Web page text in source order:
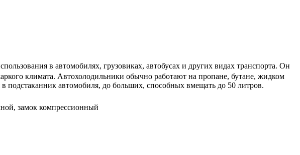
в автомобилях, грузовиках, автобусах и других видах транспорта. Он
климата. Автохолодильники обычно работают на пропане, бутане, жидком
подстаканник автомобиля, до больших, способных вмещать до 50 литров.
замок компрессионный